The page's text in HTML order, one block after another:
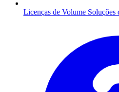
Licenças de Volume Soluções